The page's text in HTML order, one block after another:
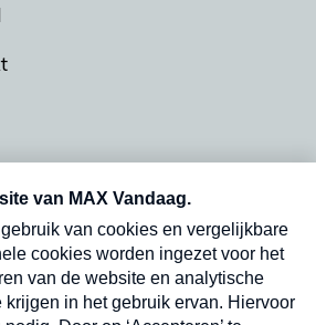
en dinsdagochtend in
Verzend